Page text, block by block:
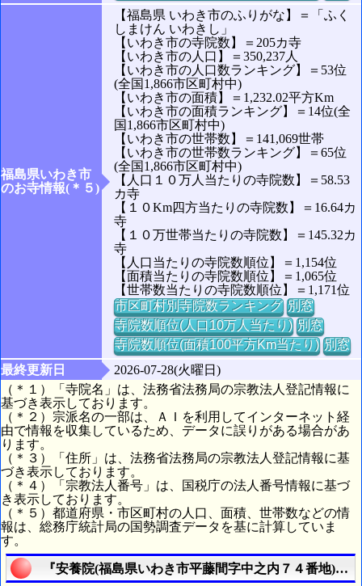
福島県いわき市
のお寺情報(＊５)
【福島県 いわき市のふりがな】＝「ふく
しまけん いわきし」
【いわき市の寺院数】＝205カ寺
【いわき市の人口】＝350,237人
【いわき市の人口数ランキング】＝53位
(全国1,866市区町村中)
【いわき市の面積】＝1,232.02平方Km
【いわき市の面積ランキング】＝14位(全
国1,866市区町村中)
【いわき市の世帯数】＝141,069世帯
【いわき市の世帯数ランキング】＝65位
(全国1,866市区町村中)
【人口１０万人当たりの寺院数】＝58.53
カ寺
【１０Km四方当たりの寺院数】＝16.64カ
寺
【１０万世帯当たりの寺院数】＝145.32カ
寺
【人口当たりの寺院数順位】＝1,154位
【面積当たりの寺院数順位】＝1,065位
【世帯数当たりの寺院数順位】＝1,171位
市区町村別寺院数ランキング 別窓
寺院数順位(人口10万人当たり) 別窓
寺院数順位(面積100平方Km当たり) 別窓
最終更新日
2026-07-28(火曜日)
（＊１）「寺院名」は、法務省法務局の宗教法人登記情報に
基づき表示しております。
（＊２）宗派名の一部は、ＡＩを利用してインターネット経
由で情報を収集しているため、データに誤りがある場合があ
ります。
（＊３）「住所」は、法務省法務局の宗教法人登記情報に基
づき表示しております。
（＊４）「宗教法人番号」は、国税庁の法人番号情報に基づ
き表示しております。
（＊５）都道府県・市区町村の人口、面積、世帯数などの情
報は、総務庁統計局の国勢調査データを基に計算していま
す。
『安養院(福島県いわき市平藤間字中之内７４番地)』